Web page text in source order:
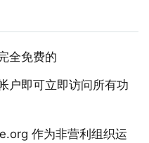
全免费的
户即可立即访问所有功
作为非营利组织运